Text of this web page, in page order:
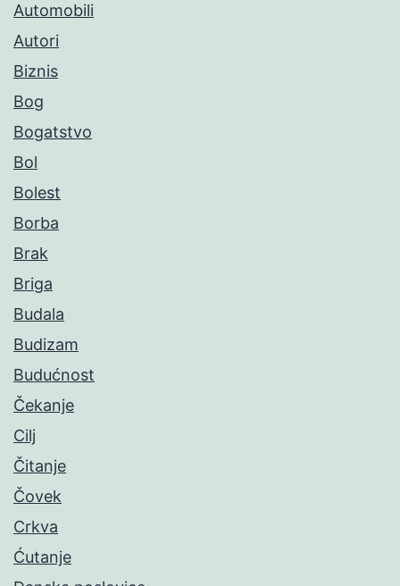
Automobili
Autori
Biznis
Bog
Bogatstvo
Bol
Bolest
Borba
Brak
Briga
Budala
Budizam
Budućnost
Čekanje
Cilj
Čitanje
Čovek
Crkva
Ćutanje